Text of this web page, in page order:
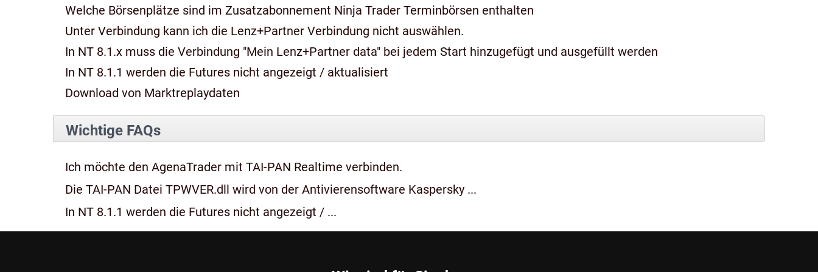
Welche Börsenplätze sind im Zusatzabonnement Ninja Trader Terminbörsen enthalten
Unter Verbindung kann ich die Lenz+Partner Verbindung nicht auswählen.
In NT 8.1.x muss die Verbindung "Mein Lenz+Partner data" bei jedem Start hinzugefügt und ausgefüllt werden
In NT 8.1.1 werden die Futures nicht angezeigt / aktualisiert
Download von Marktreplaydaten
Wichtige FAQs
Ich möchte den AgenaTrader mit TAI-PAN Realtime verbinden.
Die TAI-PAN Datei TPWVER.dll wird von der Antivierensoftware Kaspersky ...
In NT 8.1.1 werden die Futures nicht angezeigt / ...